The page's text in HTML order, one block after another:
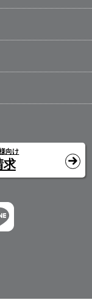
向け
求